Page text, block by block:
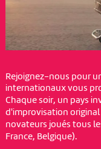
Rejoignez-nous pour
internationaux vous
Chaque soir, un pays
d'improvisation
novateurs joués tous
France, Belgique).